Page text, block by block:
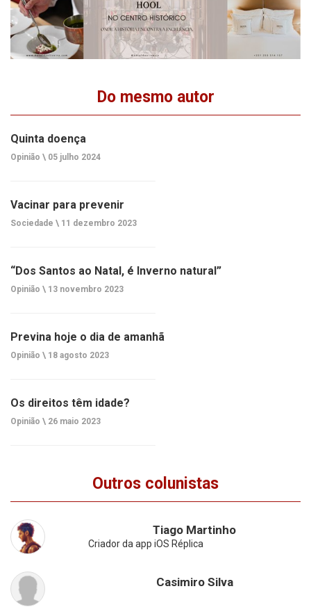
Do mesmo autor
Quinta doença
Opinião \ 05 julho 2024
Vacinar para prevenir
Sociedade \ 11 dezembro 2023
“Dos Santos ao Natal, é Inverno natural”
Opinião \ 13 novembro 2023
Previna hoje o dia de amanhã
Opinião \ 18 agosto 2023
Os direitos têm idade?
Opinião \ 26 maio 2023
Outros colunistas
Tiago Martinho
Criador da app iOS Réplica
Casimiro Silva